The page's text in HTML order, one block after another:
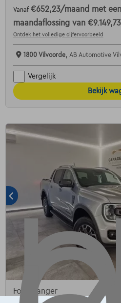
Vanaf €652,23/maand met
maandaflossing van €9.149,73
Ontdek het volledige cijfervoorbeeld
1800 Vilvoorde, AB Automotive
Vergelijk
Bekijk
Ford Ranger